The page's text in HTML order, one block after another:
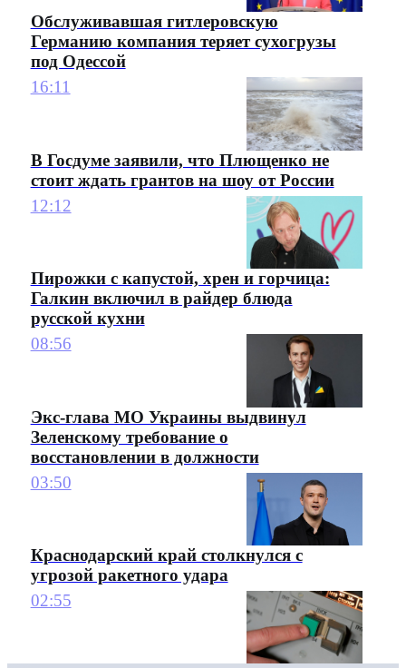
Обслуживавшая гитлеровскую
Германию компания теряет сухогрузы
под Одессой
16:11
В Госдуме заявили, что Плющенко не
стоит ждать грантов на шоу от России
12:12
Пирожки с капустой, хрен и горчица:
Галкин включил в райдер блюда
русской кухни
08:56
Экс-глава МО Украины выдвинул
Зеленскому требование о
восстановлении в должности
03:50
Краснодарский край столкнулся с
угрозой ракетного удара
02:55